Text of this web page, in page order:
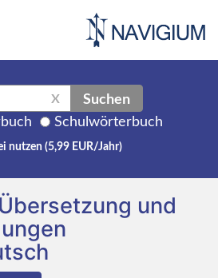
X Suchen
Schulwörterbuch
nutzen (5,99 EUR/Jahr)
und